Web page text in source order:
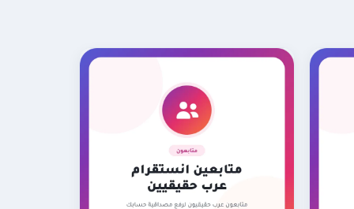
الشهري ويريد تفاعلًا تلقائيًا لعدد
في الوصول حتى يكتمل العدد المتفق